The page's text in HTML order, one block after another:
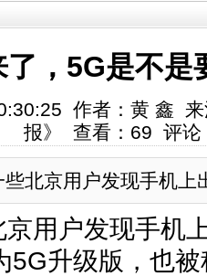
了，5G是不是
作者：黄 鑫
报》 查看： 69 评论
些北京用户发现手机上
用户发现手机
5G升级版，也